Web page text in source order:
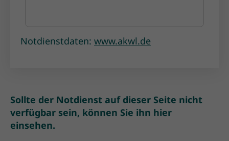
Notdienstdaten: www.akwl.de
Sollte der Notdienst auf dieser Seite nicht
verfügbar sein, können Sie ihn hier
einsehen.